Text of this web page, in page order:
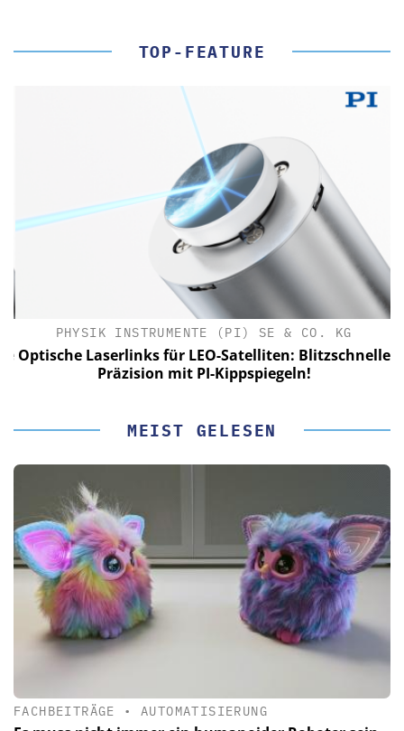
TOP-FEATURE
PHYSIK INSTRUMENTE (PI) SE & CO. KG
Optische Laserlinks für LEO-Satelliten: Blitzschnelle
Präzision mit PI-Kippspiegeln!
MEIST GELESEN
FACHBEITRÄGE •AUTOMATISIERUNG